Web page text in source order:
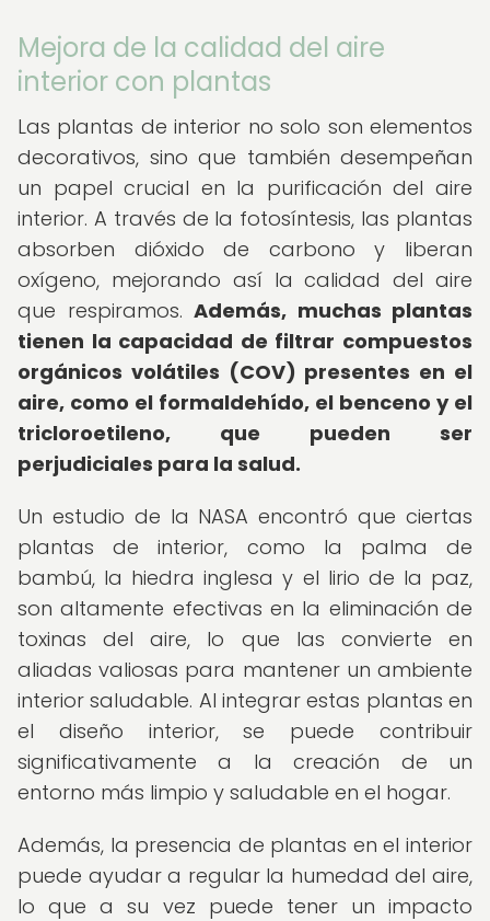
Mejora de la calidad del aire
interior con plantas
Las plantas de interior no solo son elementos
decorativos, sino que también desempeñan
un papel crucial en la purificación del aire
interior. A través de la fotosíntesis, las plantas
absorben dióxido de carbono y liberan
oxígeno, mejorando así la calidad del aire
que respiramos. Además, muchas plantas
tienen la capacidad de filtrar compuestos
orgánicos volátiles (COV) presentes en el
aire, como el formaldehído, el benceno y el
tricloroetileno, que pueden ser
perjudiciales para la salud.
Un estudio de la NASA encontró que ciertas
plantas de interior, como la palma de
bambú, la hiedra inglesa y el lirio de la paz,
son altamente efectivas en la eliminación de
toxinas del aire, lo que las convierte en
aliadas valiosas para mantener un ambiente
interior saludable. Al integrar estas plantas en
el diseño interior, se puede contribuir
significativamente a la creación de un
entorno más limpio y saludable en el hogar.
Además, la presencia de plantas en el interior
puede ayudar a regular la humedad del aire,
lo que a su vez puede tener un impacto